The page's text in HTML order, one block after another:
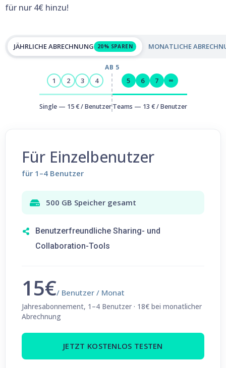
für nur 4€ hinzu!
JÄHRLICHE ABRECHNUNG 20% SPAREN MONATLICHE
1 2 3 4
Single — 15 €/ Benutzer
AB 5
5 6 7 ∞
Teams — 13 €/ Benutzer
Für Einzelbenutzer
für 1–4 Benutzer
500 GB Speicher gesamt
Benutzerfreundliche Sharing- und
Collaboration-Tools
15€/ Benutzer / Monat
Jahresabonnement, 1–4 Benutzer · 18€ bei monatlicher
Abrechnung
JETZT KOSTENLOS TESTEN